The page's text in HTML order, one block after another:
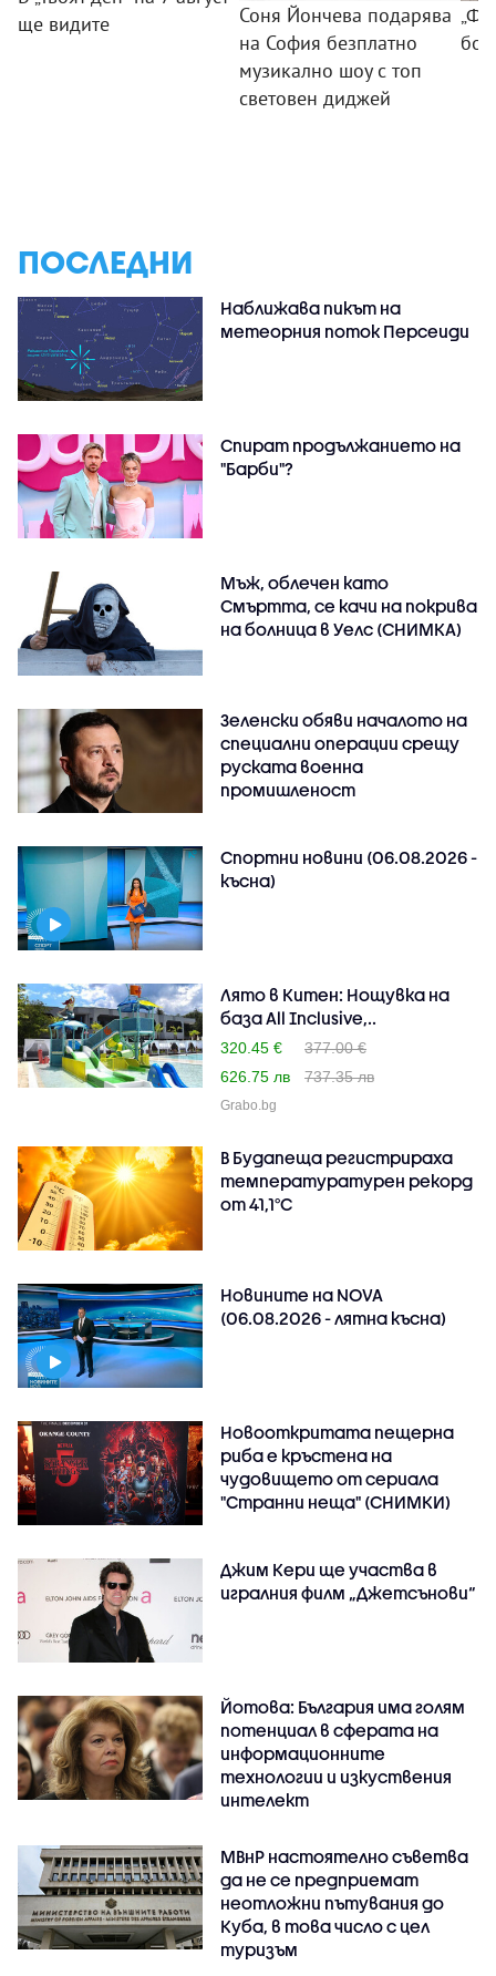
ще видите
Соня Йончева подарява
на София безплатно
музикално шоу с топ
световен диджей
ПОСЛЕДНИ
Наближава пикът на
метеорния поток Персеиди
Спират продължанието на
"Барби"?
Мъж, облечен като
Смъртта, се качи на покрива
на болница в Уелс (СНИМКА)
Зеленски обяви началото на
специални операции срещу
руската военна
промишленост
Спортни новини (06.08.2026 -
късна)
Лято в Китен: Нощувка на
база All Inclusive,..
320.45 €
377.00 €
626.75 лв
737.35 лв
Grabo.bg
В Будапеща регистрираха
температуратурен рекорд
от 41,1°C
Новините на NOVA
(06.08.2026 - лятна късна)
Новооткритата пещерна
риба е кръстена на
чудовището от сериала
"Странни неща" (СНИМКИ)
Джим Кери ще участва в
игралния филм „Джетсънови“
Йотова: България има голям
потенциал в сферата на
информационните
технологии и изкуствения
интелект
МВнР настоятелно съветва
да не се предприемат
неотложни пътувания до
Куба, в това число с цел
туризъм